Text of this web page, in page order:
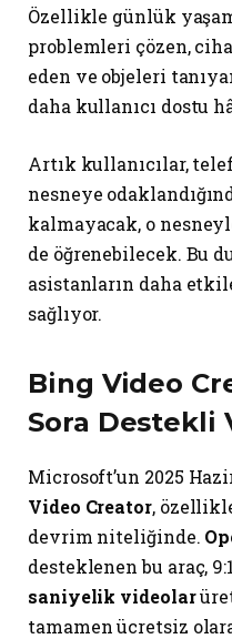
Özellikle günlük
problemleri çözen,
eden ve objeleri
daha kullanıcı dostu
Artık kullanıcılar,
nesneye
kalmayacak, o
de öğrenebilecek. Bu
asistanların daha
sağlıyor.
Bing Video
Sora Destekli
Microsoft’un 2025
Video Creator,
devrim niteliğinde.
desteklenen bu araç,
saniyelik videolar
tamamen ücretsiz